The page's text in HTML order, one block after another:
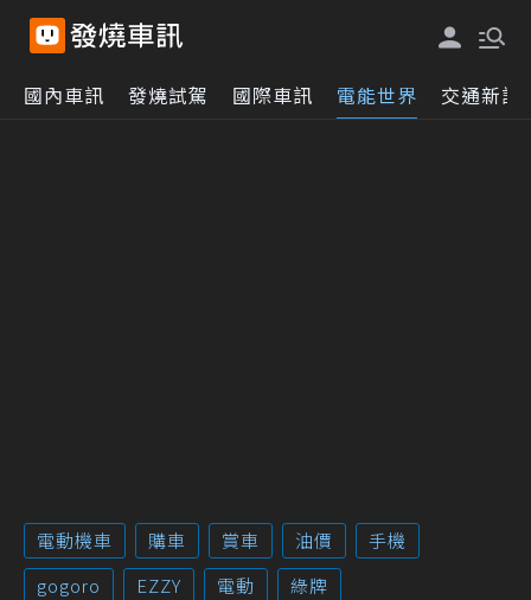
國內車訊 發燒試駕 國際車訊 電能世界 交通新訊
電動機車 購車 賞車 油價
手機
gogoro
EZZY 電動 綠牌